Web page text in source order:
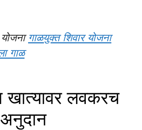
गाळयुक्त शिवार योजना
गाळ
खात्यावर लवकरच